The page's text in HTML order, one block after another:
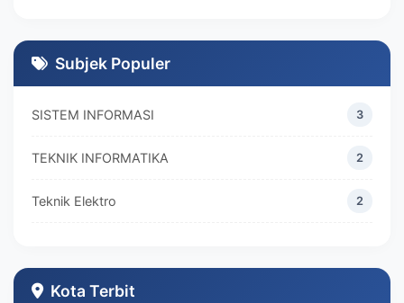
DIVA MARISKA;
Subjek Populer
SISTEM INFORMASI 3
TEKNIK INFORMATIKA 2
Teknik Elektro 2
Teknik Industri
Kota Terbit